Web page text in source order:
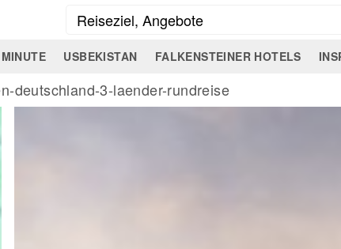
USBEKISTAN FALKENSTEINER HOTELS
deutschland-3-laender-rundreise